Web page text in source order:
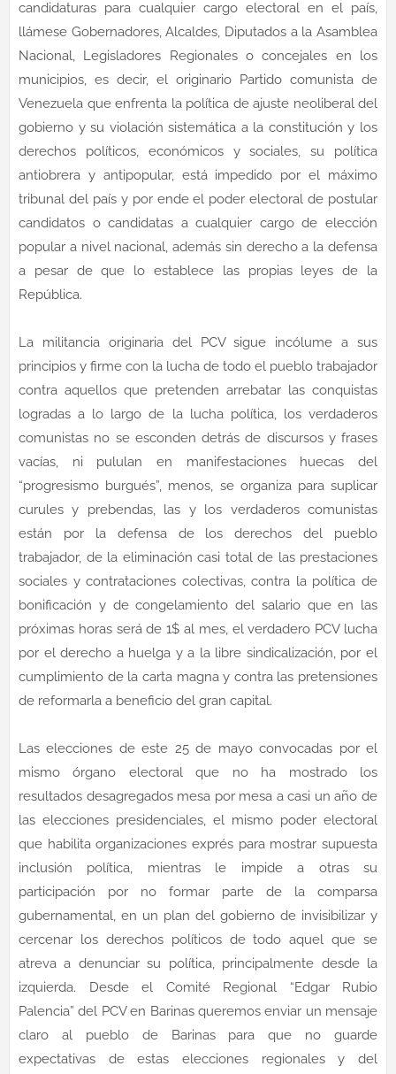
candidaturas para cualquier cargo electoral en el país,
llámese Gobernadores, Alcaldes, Diputados a la Asamblea
Nacional, Legisladores Regionales o concejales en los
municipios, es decir, el originario Partido comunista de
Venezuela que enfrenta la política de ajuste neoliberal del
gobierno y su violación sistemática a la constitución y los
derechos políticos, económicos y sociales, su política
antiobrera y antipopular, está impedido por el máximo
tribunal del país y por ende el poder electoral de postular
candidatos o candidatas a cualquier cargo de elección
popular a nivel nacional, además sin derecho a la defensa
a pesar de que lo establece las propias leyes de la
República.
La militancia originaria del PCV sigue incólume a sus
principios y firme con la lucha de todo el pueblo trabajador
contra aquellos que pretenden arrebatar las conquistas
logradas a lo largo de la lucha política, los verdaderos
comunistas no se esconden detrás de discursos y frases
vacías, ni pululan en manifestaciones huecas del
“progresismo burgués”, menos, se organiza para suplicar
curules y prebendas, las y los verdaderos comunistas
están por la defensa de los derechos del pueblo
trabajador, de la eliminación casi total de las prestaciones
sociales y contrataciones colectivas, contra la política de
bonificación y de congelamiento del salario que en las
próximas horas será de 1$ al mes, el verdadero PCV lucha
por el derecho a huelga y a la libre sindicalización, por el
cumplimiento de la carta magna y contra las pretensiones
de reformarla a beneficio del gran capital.
Las elecciones de este 25 de mayo convocadas por el
mismo órgano electoral que no ha mostrado los
resultados desagregados mesa por mesa a casi un año de
las elecciones presidenciales, el mismo poder electoral
que habilita organizaciones exprés para mostrar supuesta
inclusión política, mientras le impide a otras su
participación por no formar parte de la comparsa
gubernamental, en un plan del gobierno de invisibilizar y
cercenar los derechos políticos de todo aquel que se
atreva a denunciar su política, principalmente desde la
izquierda. Desde el Comité Regional “Edgar Rubio
Palencia” del PCV en Barinas queremos enviar un mensaje
claro al pueblo de Barinas para que no guarde
expectativas de estas elecciones regionales y del